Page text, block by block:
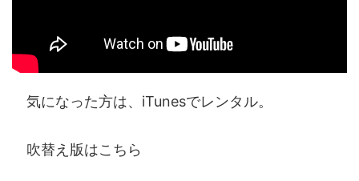
気になった方は、iTunesでレンタル。
吹替え版はこちら